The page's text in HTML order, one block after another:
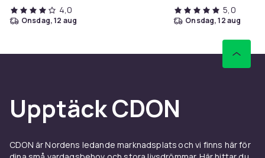
4,0
onsdag, 12 aug
5,0
onsdag, 12 aug
Upptäck CDON
CDON är Nordens ledande marknadsplats och vi finns här för